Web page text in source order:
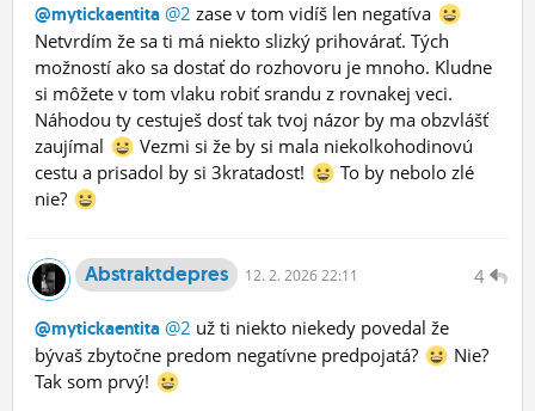
@mytickaentita @2 zase v tom vidíš len negatíva
Netvrdím že sa ti má niekto slizký prihovárať. Tých
možností ako sa dostať do rozhovoru je mnoho. Kludne
si môžete v tom vlaku robiť srandu z rovnakej veci.
Náhodou ty cestuješ dosť tak tvoj názor by ma obzvlášť
zaujímal
Vezmi si že by si mala niekolkohodinovú
cestu a prisadol by si 3kratadost!
To by nebolo zlé
nie?
4
Abstraktdepres 12. 2. 2026 22:11
@mytickaentita @2 už ti niekto niekedy povedal že
bývaš zbytočne predom negatívne predpojatá?
Nie?
Tak som prvý!